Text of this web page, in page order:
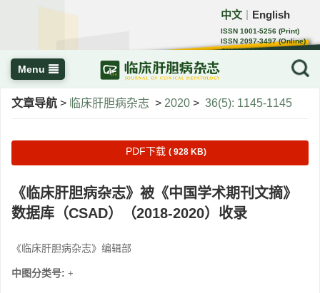
中文 English
ISSN 1001-5256 (Print)
ISSN 2097-3497 (Online)
CN 22-1108/R
Menu
文章导航 > 临床肝胆病杂志 > 2020 > 36(5): 1145-1145
PDF下载 ( 928 KB)
《临床肝胆病杂志》被《中国学术期刊文摘》
数据库（CSAD）（2018-2020）收录
《临床肝胆病杂志》编辑部
中图分类号: +